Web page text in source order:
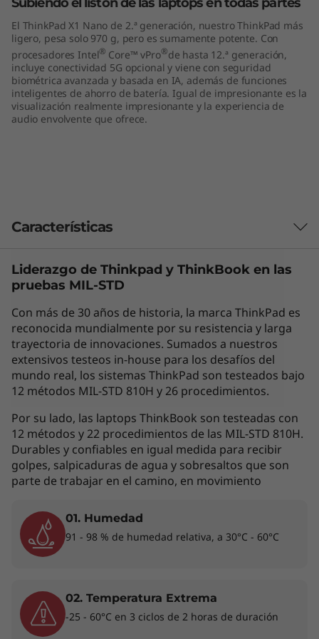
1
3
e
El ThinkPad X1 Nano de 2.ª generación, nuestro ThinkPad más
ligero, pesa solo 970 g, pero es sumamente potente. Con
procesadores Intel® Core™ vPro®de hasta 12.ª generación,
incluye conectividad 5G opcional y viene con seguridad
biométrica avanzada y basada en IA, además de funciones
inteligentes de ahorro de batería. Igual de impresionante es la
visualización realmente impresionante y la experiencia de
audio envolvente que ofrece.
Características
Los accesorios exhibidos no están incluidos
Las características de cada producto pueden
variar según el país de adquisición del mismo,
por lo que la siguiente descripción no debe ser
interpretada como un compromiso
contractual. Te invitamos a revisar las
características específicas para cada producto
antes de realizar la compra online en la sección
'Ver Modelos' de esta misma página, o con un
asesor de ventas si es en una tienda física.
Rendimiento de ensueño en todas partes
Con procesadores Intel
GB, el ThinkPad X1 Nano puede con todo sin
esfuerzo. Diseñada teniendo en cuenta el
rendimiento y la capacidad de respuesta en
Liderazgo de Thinkpad y ThinkBook en las
pruebas MIL-STD
Con más de 30 años de historia, la marca ThinkPad es
reconocida mundialmente por su resistencia y larga
trayectoria de innovaciones. Sumados a nuestros
extensivos testeos in-house para los desafíos del
mundo real, los sistemas ThinkPad son testeados bajo
12 métodos MIL-STD 810H y 26 procedimientos.
Por su lado, las laptops ThinkBook son testeadas con
12 métodos y 22 procedimientos de las MIL-STD 810H.
Durables y confiables en igual medida para recibir
golpes, salpicaduras de agua y sobresaltos que son
parte de trabajar en el camino, en movimiento
01. Humedad
91 - 98 % de humedad relativa, a 30°C - 60°C
02. Temperatura Extrema
-25 - 60°C en 3 ciclos de 2 horas de duración